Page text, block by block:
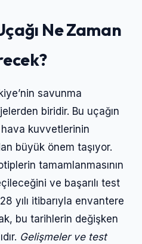
Ne Zaman
savunma
biridir. Bu uçağın
kuvvetlerinin
büyük önem taşıyor.
tamamlanmasının
ve başarılı test
yılı itibarıyla envantere
bu tarihlerin değişken
Gelişmeler ve test